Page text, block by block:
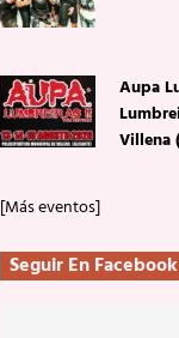
Aupa
Villena
[Más eventos]
Seguir En Facebook